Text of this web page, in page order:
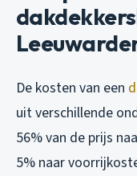
De kosten van een
uit verschillende
56% van de prijs
5% naar